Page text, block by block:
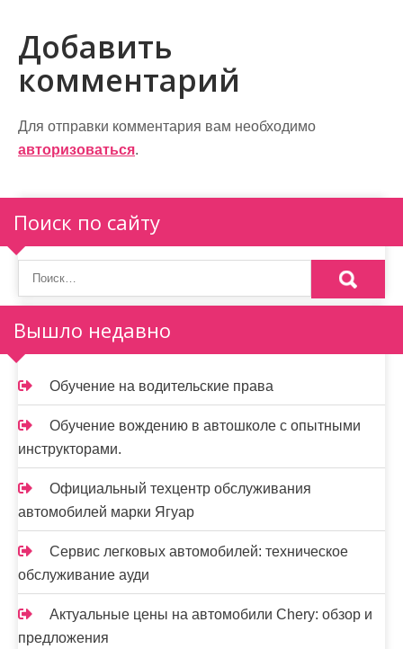
в
и
г
а
и
я
п
о
з
а
п
и
с
я
м
Добавить
комментарий
Для отправки комментария вам необходимо
авторизоваться.
Поиск по сайту
Вышло недавно
Обучение на водительские права
Обучение вождению в автошколе с опытными
инструкторами.
Официальный техцентр обслуживания
автомобилей марки Ягуар
Сервис легковых автомобилей: техническое
обслуживание ауди
Актуальные цены на автомобили Chery: обзор и
предложения